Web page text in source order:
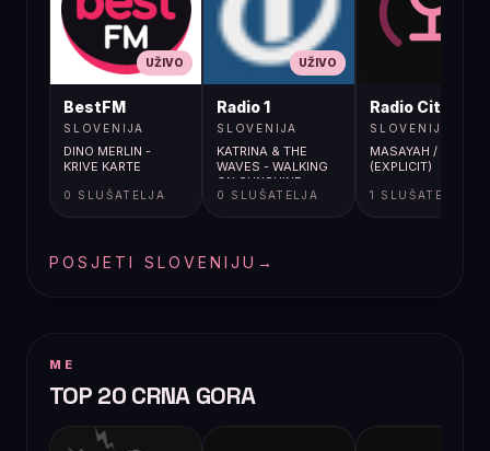
UŽIVO
BestFM
SLOVENIJA
DINO MERLIN -
KRIVE KARTE
0 SLUŠATELJA
UŽIVO
Radio 1
SLOVENIJA
KATRINA & THE
WAVES - WALKING
ON SUNSHINE
0 SLUŠATELJA
Radio City
SLOVENIJA
MASAYAH /
(EXPLICIT)
1 SLUŠATELJA
POSJETI SLOVENIJU →
ME
TOP 20 CRNA GORA